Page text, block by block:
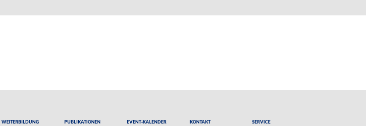
Weiterbildung Publikationen Event-Kalender Kontakt Service